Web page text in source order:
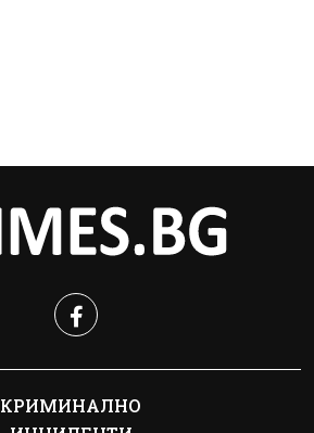
КРИМИНАЛНО